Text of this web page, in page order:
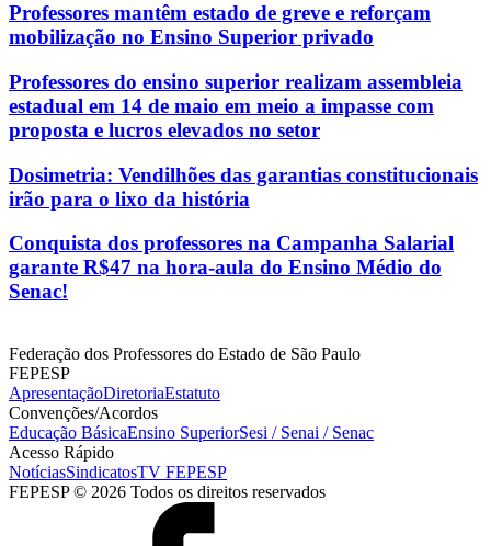
Professores mantêm estado de greve e reforçam
mobilização no Ensino Superior privado
Professores do ensino superior realizam assembleia
estadual em 14 de maio em meio a impasse com
proposta e lucros elevados no setor
Dosimetria: Vendilhões das garantias constitucionais
irão para o lixo da história
Conquista dos professores na Campanha Salarial
garante R$47 na hora-aula do Ensino Médio do
Senac!
Federação dos Professores do Estado de São Paulo
FEPESP
ApresentaçãoDiretoriaEstatuto
Convenções/Acordos
Educação BásicaEnsino SuperiorSesi / Senai / Senac
Acesso Rápido
NotíciasSindicatosTV FEPESP
FEPESP © 2026 Todos os direitos reservados